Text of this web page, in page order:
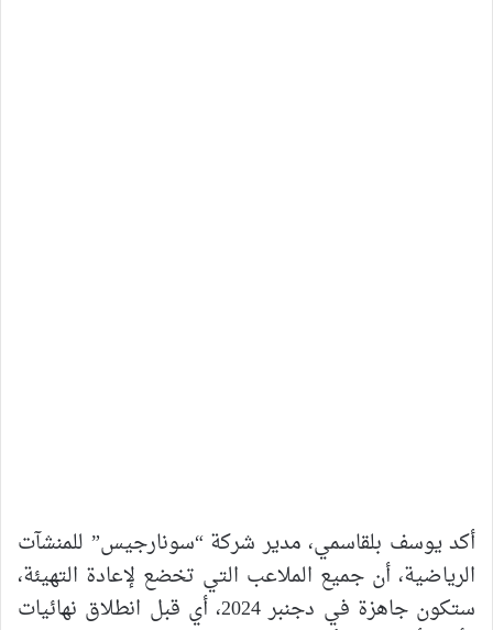
أكد يوسف بلقاسمي، مدير شركة “سونارجيس” للمنشآت
الرياضية، أن جميع الملاعب التي تخضع لإعادة التهيئة،
ستكون جاهزة في دجنبر 2024، أي قبل انطلاق نهائيات